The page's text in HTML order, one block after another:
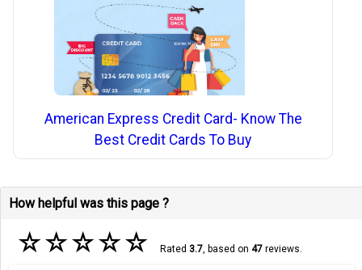
American Express Credit Card- Know The
Best Credit Cards To Buy
How helpful was this page ?
☆☆☆☆☆ Rated 3.7, based on 47reviews.